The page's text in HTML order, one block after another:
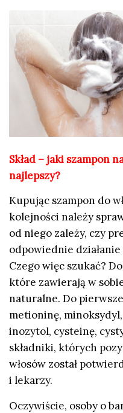
Skład – jaki szampon
najlepszy?
Kupując szampon do
kolejności należy
od niego zależy, czy
odpowiednie
Czego więc szukać?
które zawierają w
naturalne. Do
metioninę,
inozytol, cysteinę,
składniki, których
włosów został
i lekarzy.
Oczywiście, osoby o